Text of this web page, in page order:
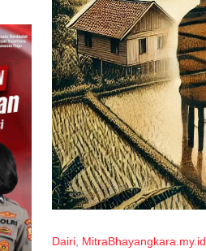
Dairi MitraBhayangkara.my.id